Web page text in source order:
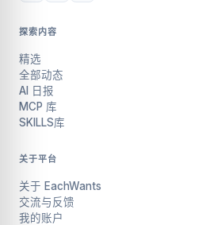
探索内容
精选
全部动态
AI 日报
MCP 库
SKILLS库
关于平台
关于 EachWants
交流与反馈
我的账户